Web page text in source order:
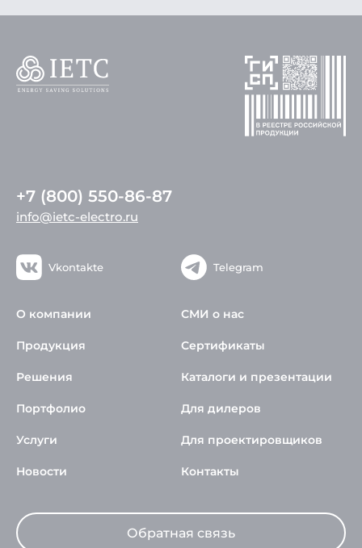
+7 (800) 550-86-87
info@ietc-electro.ru
Vkontakte Telegram
О компании
Продукция
Решения
Портфолио
Услуги
Новости
СМИ о нас
Сертификаты
Каталоги и презентации
Для дилеров
Для проектировщиков
Контакты
Обратная связь